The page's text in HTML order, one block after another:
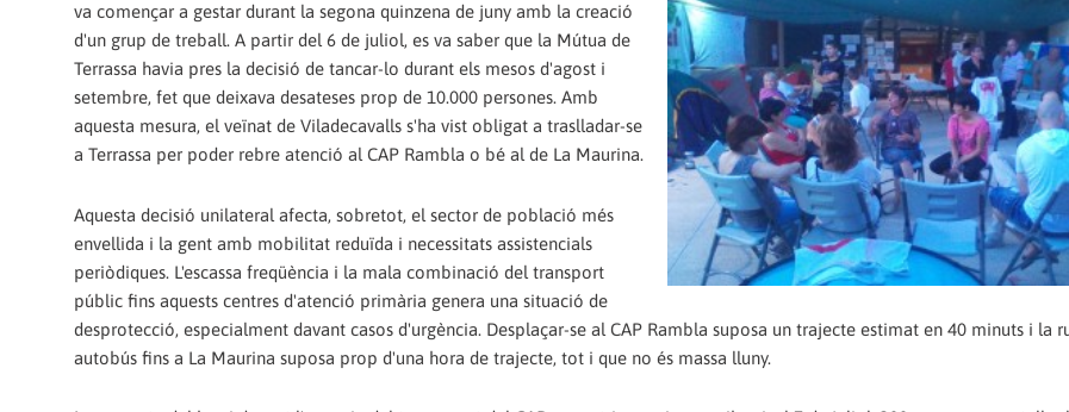
va començar a gestar durant la segona quinzena de juny amb la creació
d'un grup de treball. A partir del 6 de juliol, es va saber que la Mútua de
Terrassa havia pres la decisió de tancar-lo durant els mesos d'agost i
setembre, fet que deixava desateses prop de 10.000 persones. Amb
aquesta mesura, el veïnat de Viladecavalls s'ha vist obligat a traslladar-se
a Terrassa per poder rebre atenció al CAP Rambla o bé al de La Maurina.
Aquesta decisió unilateral afecta, sobretot, el sector de població més
envellida i la gent amb mobilitat reduïda i necessitats assistencials
periòdiques. L'escassa freqüència i la mala combinació del transport
públic fins aquests centres d'atenció primària genera una situació de
desprotecció, especialment davant casos d'urgència. Desplaçar-se al CAP Rambla suposa un trajecte estimat en 40 minuts i la
autobús fins a La Maurina suposa prop d'una hora de trajecte, tot i que no és massa lluny.